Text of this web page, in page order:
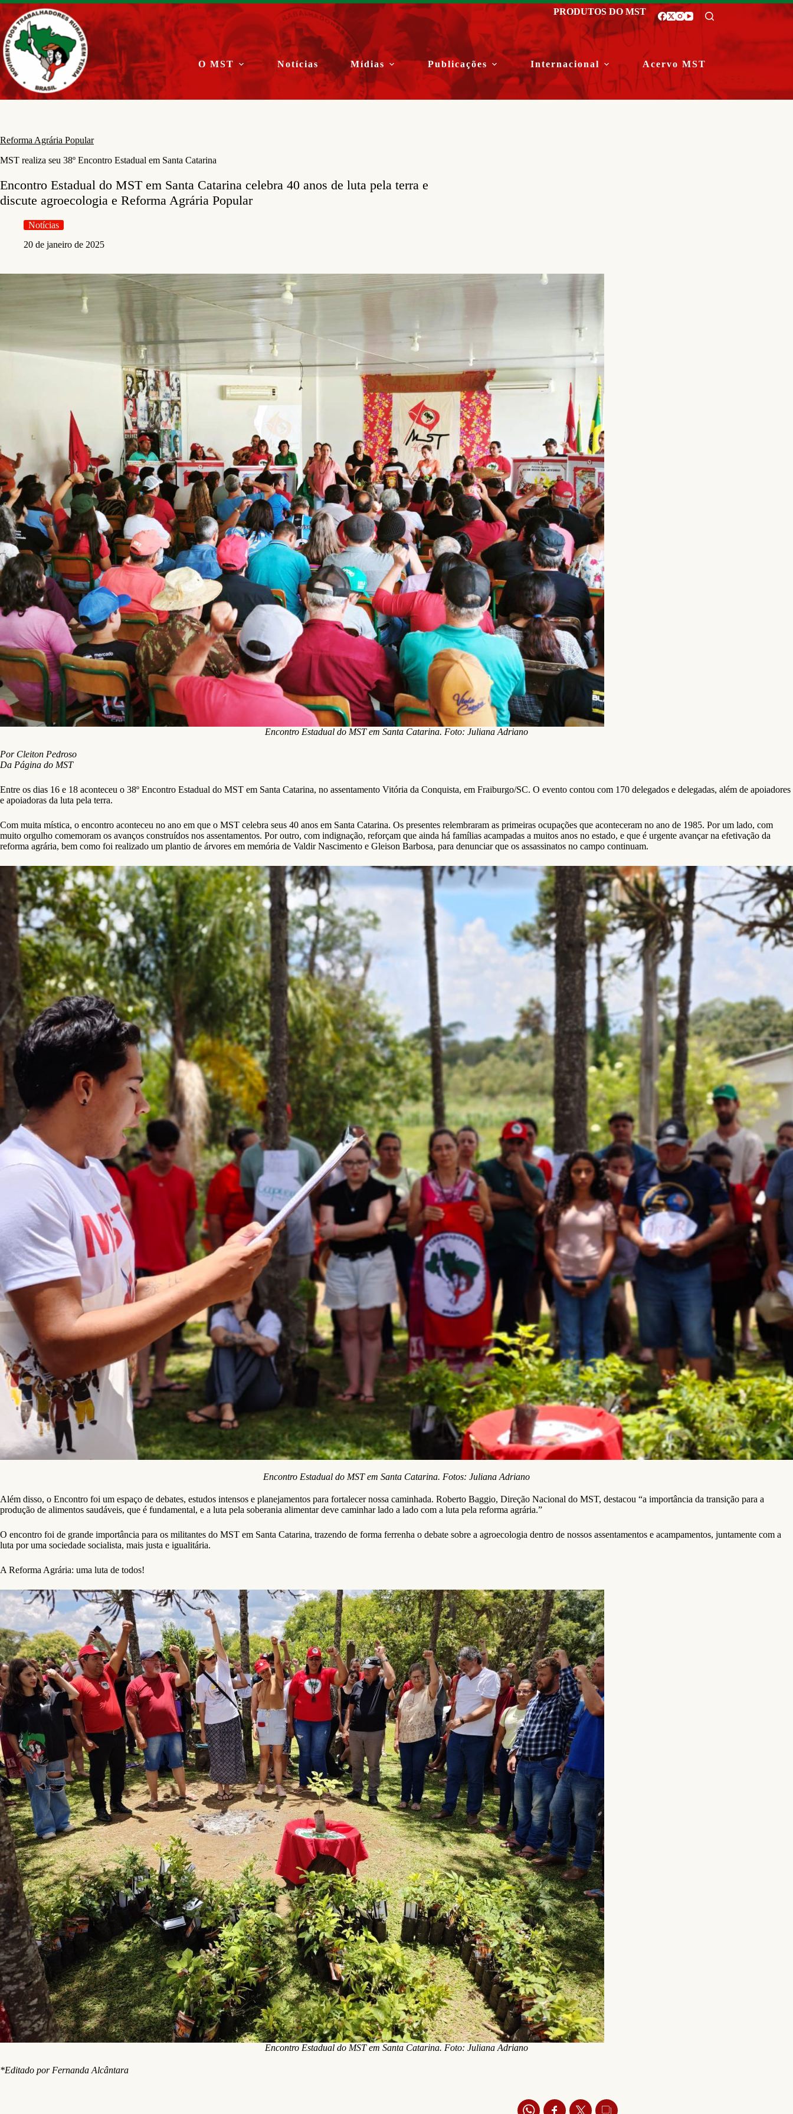
Pular
para
o
conteúdo
PRODUTOS DO MST
O MST Notícias Mídias Publicações Internacional Acervo MST
Reforma Agrária Popular
MST realiza seu 38º Encontro Estadual em Santa Catarina
Encontro Estadual do MST em Santa Catarina celebra 40 anos de luta pela terra e
discute agroecologia e Reforma Agrária Popular
Notícias
20 de janeiro de 2025
Encontro Estadual do MST em Santa Catarina. Foto: Juliana Adriano
Por Cleiton Pedroso
Da Página do MST
Entre os dias 16 e 18 aconteceu o 38º Encontro Estadual do MST em Santa Catarina, no assentamento Vitória da Conquista, em Fraiburgo/SC. O evento contou com 170 delegados e delegadas, além de apoiadores
e apoiadoras da luta pela terra.
Com muita mística, o encontro aconteceu no ano em que o MST celebra seus 40 anos em Santa Catarina. Os presentes relembraram as primeiras ocupações que aconteceram no ano de 1985. Por um lado, com
muito orgulho comemoram os avanços construídos nos assentamentos. Por outro, com indignação, reforçam que ainda há famílias acampadas a muitos anos no estado, e que é urgente avançar na efetivação da
reforma agrária, bem como foi realizado um plantio de árvores em memória de Valdir Nascimento e Gleison Barbosa, para denunciar que os assassinatos no campo continuam.
Encontro Estadual do MST em Santa Catarina. Fotos: Juliana Adriano
Além disso, o Encontro foi um espaço de debates, estudos intensos e planejamentos para fortalecer nossa caminhada. Roberto Baggio, Direção Nacional do MST, destacou “a importância da transição para a
produção de alimentos saudáveis, que é fundamental, e a luta pela soberania alimentar deve caminhar lado a lado com a luta pela reforma agrária.”
O encontro foi de grande importância para os militantes do MST em Santa Catarina, trazendo de forma ferrenha o debate sobre a agroecologia dentro de nossos assentamentos e acampamentos, juntamente com a
luta por uma sociedade socialista, mais justa e igualitária.
A Reforma Agrária: uma luta de todos!
Encontro Estadual do MST em Santa Catarina. Foto: Juliana Adriano
*Editado por Fernanda Alcântara